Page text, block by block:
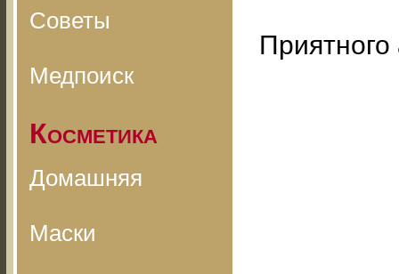
Советы
Медпоиск
Косметика
Домашняя
Маски
Приятного